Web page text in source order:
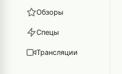
Обзоры
Спецы
Трансляции